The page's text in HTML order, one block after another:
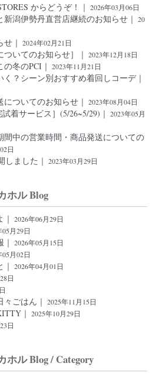
からどうぞ！｜ 2026年03月06日
潟伊勢丹直営店継続のお知らせ｜ 20
｜ 2024年02月21日
ついてのお知らせ］｜ 2023年12月18日
冬のPCI｜ 2023年11月21日
？シーン別おすすめ着回しコーデ｜
ついてのお知らせ｜ 2023年08月04日
着サービス］(5/26~5/29)｜ 2023年05月
間中の営業時間・商品発送についての
日
しました｜ 2023年03月29日
ホル Blog
2026年06月29日
05月29日
2026年05月15日
05月02日
2026年04月01日
日
々ごはん｜ 2025年11月15日
｜ 2025年10月29日
日
ホル Blog / Category